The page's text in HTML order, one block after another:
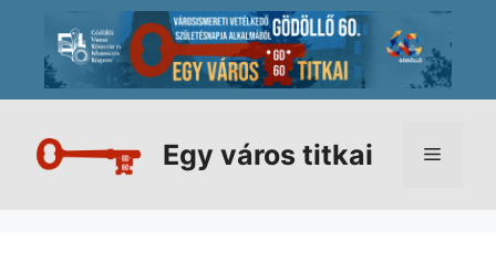
tartalomba
Egy város titkai Menü